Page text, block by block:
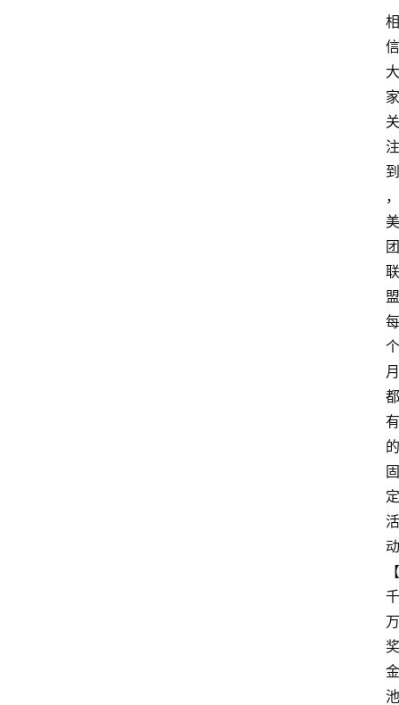
相
信
大
家
关
注
到
，
美
团
联
盟
每
个
月
都
有
的
固
定
活
动
【
千
万
奖
金
池